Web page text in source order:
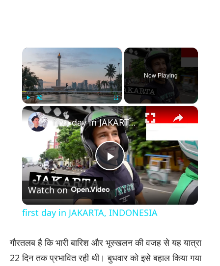
×
Play Unmute Fullscreen
Now Playing
×
Play
Video
first day in JAKARTA, INDONESIA
Watch on
first day in JAKARTA, INDONESIA
गौरतलब है कि भारी बारिश और भूस्खलन की वजह से यह यात्रा
22 दिन तक प्रभावित रही थी। बुधवार को इसे बहाल किया गया